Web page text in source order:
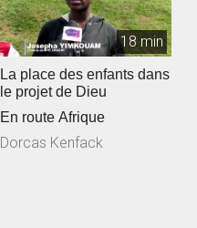
18 min
La place des enfants dans
le projet de Dieu
En route Afrique
Dorcas Kenfack